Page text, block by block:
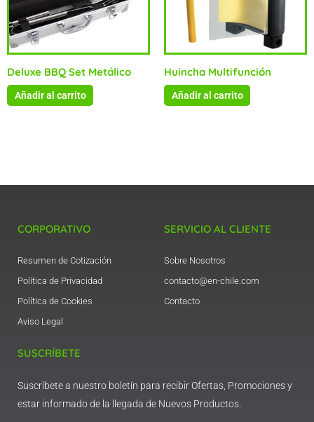
Deluxe BBQ Set Metálico
Añadir al carrito
Huincha Multifunción
Añadir al carrito
CORPORATIVO
Resumen de Cotización
Política de Privacidad
Política de Cookies
Aviso Legal
SERVICIO AL CLIENTE
Sobre Nosotros
contacto@en-chile.com
Contacto
SUSCRÍBETE
Suscríbete a nuestro boletín para recibir Ofertas, Promociones y
estar informado de la llegada de Nuevos Productos.